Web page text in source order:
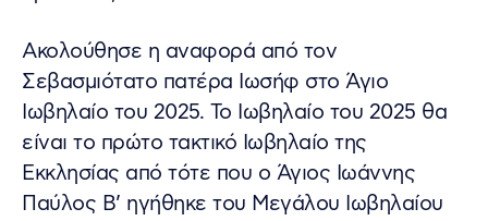
Ακολούθησε η αναφορά από τον
Σεβασμιότατο πατέρα Ιωσήφ στο Άγιο
Ιωβηλαίο του 2025. Το Ιωβηλαίο του 2025 θα
είναι το πρώτο τακτικό Ιωβηλαίο της
Εκκλησίας από τότε που ο Άγιος Ιωάννης
Παύλος Β’ ηγήθηκε του Μεγάλου Ιωβηλαίου